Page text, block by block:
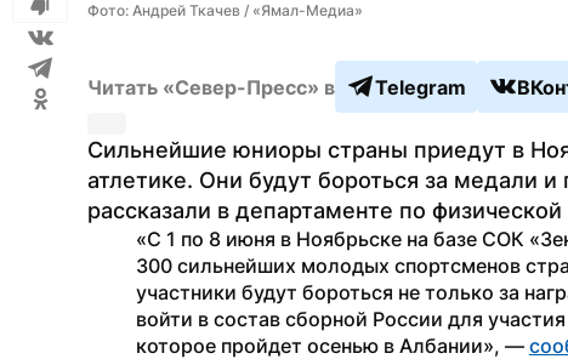
Фото: Андрей Ткачев / «Ямал-Медиа»
Читать «Север-Пресс» в Telegram
Сильнейшие юниоры страны приедут в
атлетике. Они будут бороться за медали и
рассказали в департаменте по
«С 1 по 8 июня в Ноябрьске на базе СОК
300 сильнейших молодых спортсменов
участники будут бороться не только за
войти в состав сборной России для
которое пройдет осенью в Албании», —